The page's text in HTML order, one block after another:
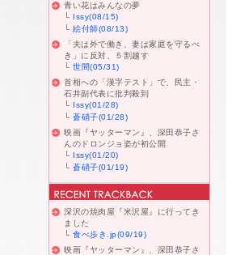
青い花はみんなの夢
└ Issy(08/15)
└絵付師(08/13)
「夫は外で働き、妻は家庭を守るべ
き」に反対、５割越す
└世間(05/31)
首相への「漢字テスト」で、民主・
石井副代表に批判殺到
└ Issy(01/28)
└蒼硝子(01/28)
映画『ヤッターマン』、深田恭子さ
んのドロンジョ姿が初公開
└ Issy(01/20)
└蒼硝子(01/19)
深沢の焼肉屋『米沢屋』に行ってき
ました
└食べ歩き.jp(09/19)
映画『ヤッターマン』、深田恭子さ